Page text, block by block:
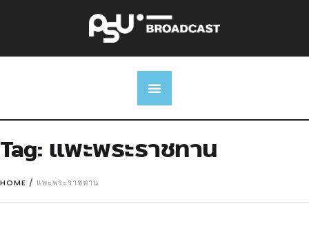
Tag: แพะพระราชทาน
HOME / แพะพระราชทาน